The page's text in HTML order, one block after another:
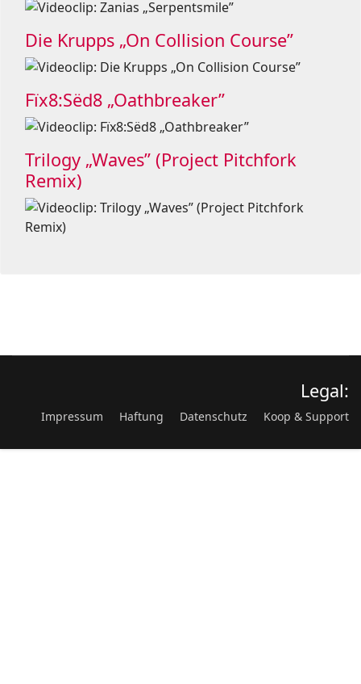
Die Krupps „On Collision Course”
Fïx8:Sëd8 „Oathbreaker”
Trilogy „Waves” (Project Pitchfork
Remix)
Legal:
Impressum Haftung Datenschutz Koop & Support